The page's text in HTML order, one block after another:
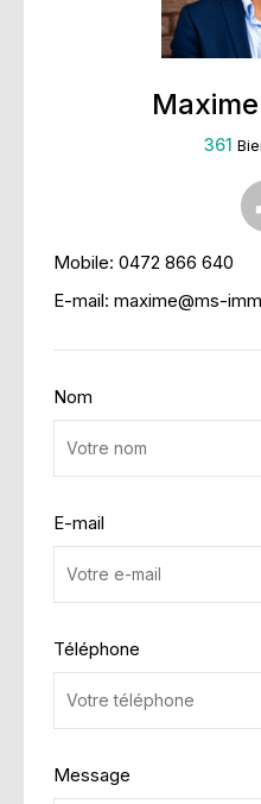
361
Mobile: 0472 866 640
E-mail: maxime@ms-
Nom
E-mail
Téléphone
Message